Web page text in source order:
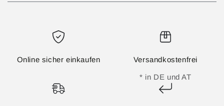
Online sicher einkaufen Versandkostenfrei
* in DE und AT